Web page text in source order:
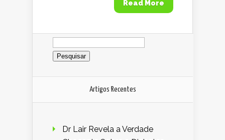
Read More
Pesquisar
por:
Artigos Recentes
Dr Lair Revela a Verdade